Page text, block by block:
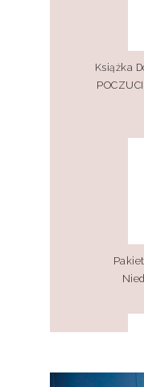
Książka